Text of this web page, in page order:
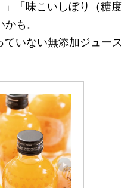
」「味こいしぼり（糖度
も。
いない無添加ジュース